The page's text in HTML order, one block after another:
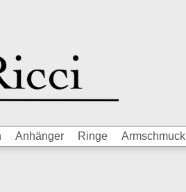
Anhänger Ringe Armschmuck